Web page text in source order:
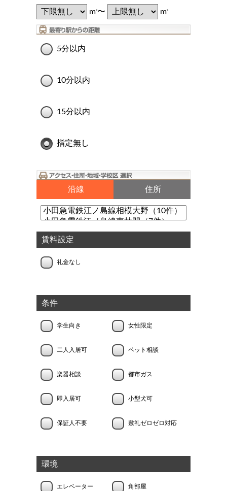
m2〜 m2
5分以内
10分以内
15分以内
指定無し
沿線 住所
賃料設定
礼金なし
条件
学生向き 女性限定
二人入居可 ペット相談
楽器相談 都市ガス
即入居可 小型犬可
保証人不要 敷礼ゼロゼロ対応
環境
エレベーター 角部屋